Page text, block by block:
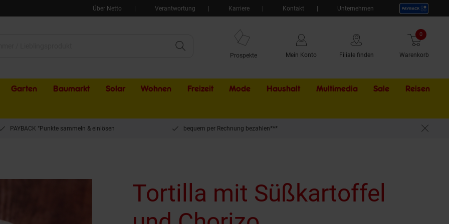
Über Netto Verantwortung Karriere Kontakt Unternehmen
Prospekte Mein Konto Filiale finden Warenkorb
0 Artikel
Garten Baumarkt Solar Wohnen Freizeit Mode Haushalt Multimedia Sale Externer
Reisen
PAYBACK °Punkte sammeln & einlösen bequem per Rechnung bezahlen***
Tortilla mit Süßkartoffel